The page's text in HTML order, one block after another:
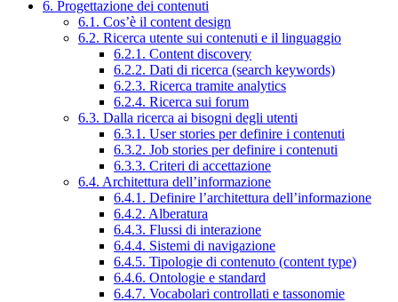
6. Progettazione dei contenuti
6.1. Cos’è il content design
6.2. Ricerca utente sui contenuti e il linguaggio
6.2.1. Content discovery
6.2.2. Dati di ricerca (search keywords)
6.2.3. Ricerca tramite analytics
6.2.4. Ricerca sui forum
6.3. Dalla ricerca ai bisogni degli utenti
6.3.1. User stories per definire i contenuti
6.3.2. Job stories per definire i contenuti
6.3.3. Criteri di accettazione
6.4. Architettura dell’informazione
6.4.1. Definire l’architettura dell’informazione
6.4.2. Alberatura
6.4.3. Flussi di interazione
6.4.4. Sistemi di navigazione
6.4.5. Tipologie di contenuto (content type)
6.4.6. Ontologie e standard
6.4.7. Vocabolari controllati e tassonomie